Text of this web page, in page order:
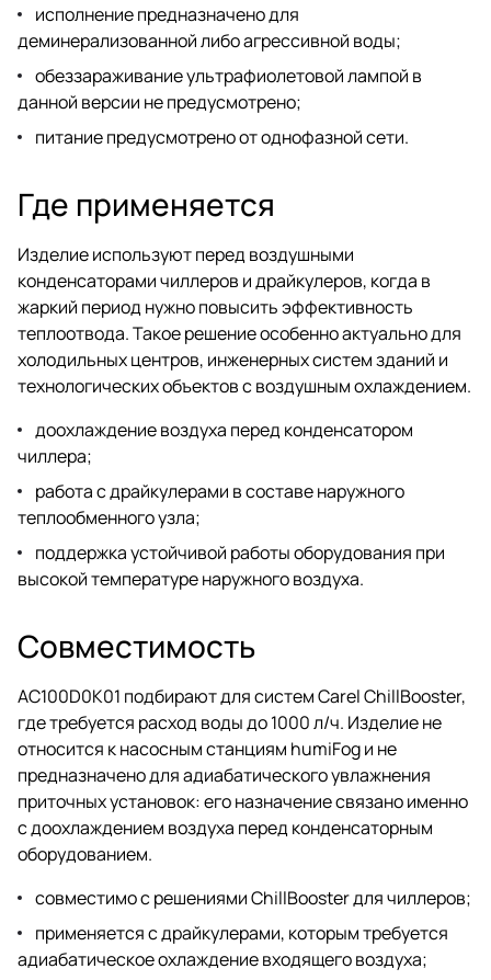
исполнение предназначено для
деминерализованной либо агрессивной воды;
обеззараживание ультрафиолетовой лампой в
данной версии не предусмотрено;
питание предусмотрено от однофазной сети.
Где применяется
Изделие используют перед воздушными
конденсаторами чиллеров и драйкулеров, когда в
жаркий период нужно повысить эффективность
теплоотвода. Такое решение особенно актуально для
холодильных центров, инженерных систем зданий и
технологических объектов с воздушным охлаждением.
доохлаждение воздуха перед конденсатором
чиллера;
работа с драйкулерами в составе наружного
теплообменного узла;
поддержка устойчивой работы оборудования при
высокой температуре наружного воздуха.
Совместимость
AC100D0K01 подбирают для систем Carel ChillBooster,
где требуется расход воды до 1000 л/ч. Изделие не
относится к насосным станциям humiFog и не
предназначено для адиабатического увлажнения
приточных установок: его назначение связано именно
с доохлаждением воздуха перед конденсаторным
оборудованием.
совместимо с решениями ChillBooster для чиллеров;
применяется с драйкулерами, которым требуется
адиабатическое охлаждение входящего воздуха;